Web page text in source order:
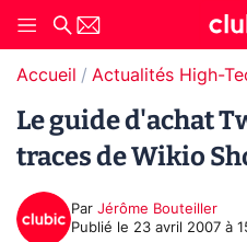
Accueil Actualités High-
Le guide d'achat
traces de Wikio
Par Jérôme Bouteiller
Publié le 23 avril 2007 à